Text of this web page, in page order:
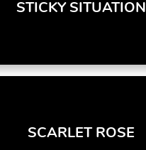
STICKY SITUATION
SCARLET ROSE